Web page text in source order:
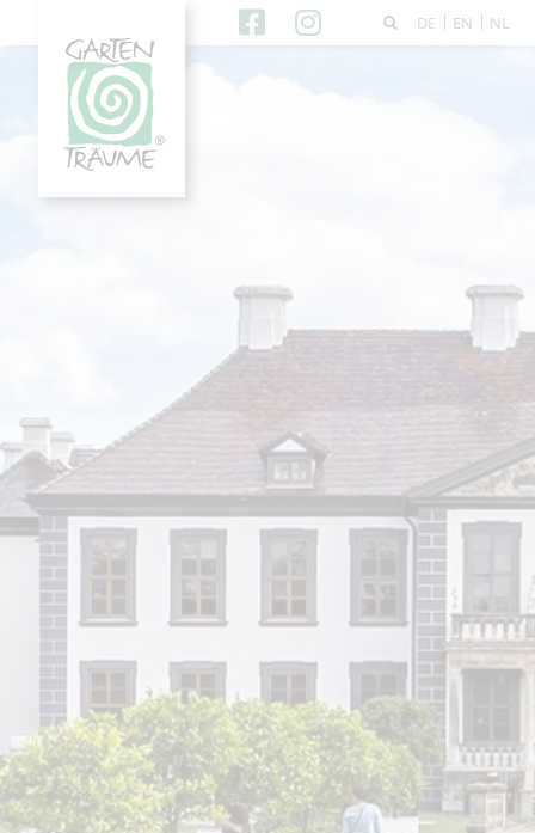
DE EN NL